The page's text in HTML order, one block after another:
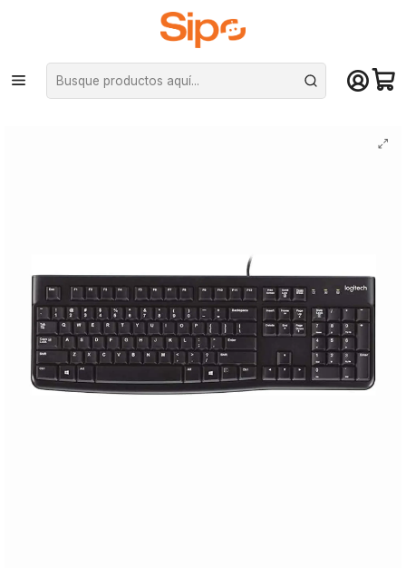
¡Compra hasta mediodía y recibe hoy! De lunes a sábado en el gran
Santiago. Envío gratis desde $29.990
Inicio Computación y Gamers Teclados De membrana
Teclado K120 Logitech , USB, Alámbrico, Negro